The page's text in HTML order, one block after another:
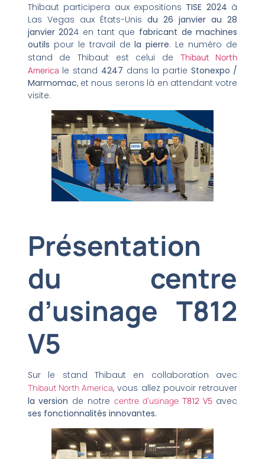
Thibaut participera aux expositions TISE 2024 à
Las Vegas aux États-Unis du 26 janvier au 28
janvier 2024 en tant que fabricant de machines
outils pour le travail de la pierre. Le numéro de
stand de Thibaut est celui de Thibaut North
America le stand 4247 dans la partie Stonexpo /
Marmomac, et nous serons là en attendant votre
visite.
Présentation
du centre
d’usinage T812
V5
Sur le stand Thibaut en collaboration avec
Thibaut North America, vous allez pouvoir retrouver
la version de notre centre d’usinage T812 V5 avec
ses fonctionnalités innovantes.